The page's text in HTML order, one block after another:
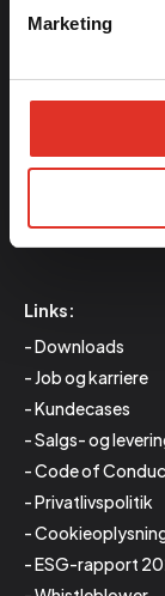
Marketing
Kontor
DK-7400 Herning
Links:
Downloads
Job og karriere
Kundecases
Salgs- og
Code of
Privatlivspolitik
ESG-rapport